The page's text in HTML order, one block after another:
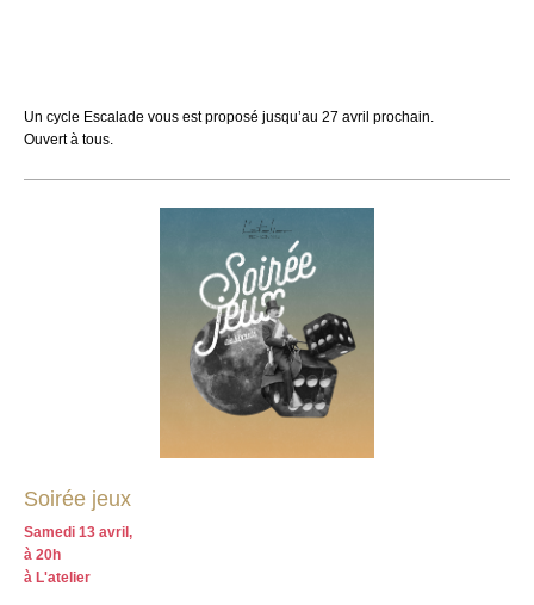
Un cycle Escalade vous est proposé jusqu’au 27 avril prochain.
Ouvert à tous.
Soirée jeux
Samedi 13 avril,
à 20h
à L'atelier